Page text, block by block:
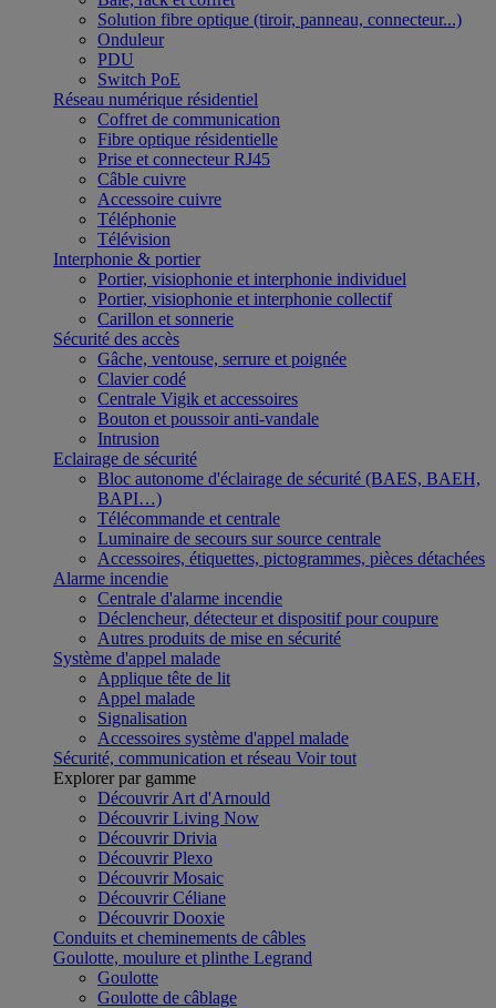
Solution fibre optique (tiroir, panneau, connecteur...)
Onduleur
PDU
Switch PoE
Réseau numérique résidentiel
Coffret de communication
Fibre optique résidentielle
Prise et connecteur RJ45
Câble cuivre
Accessoire cuivre
Téléphonie
Télévision
Interphonie & portier
Portier, visiophonie et interphonie individuel
Portier, visiophonie et interphonie collectif
Carillon et sonnerie
Sécurité des accès
Gâche, ventouse, serrure et poignée
Clavier codé
Centrale Vigik et accessoires
Bouton et poussoir anti-vandale
Intrusion
Eclairage de sécurité
Bloc autonome d'éclairage de sécurité (BAES, BAEH,
BAPI…)
Télécommande et centrale
Luminaire de secours sur source centrale
Accessoires, étiquettes, pictogrammes, pièces détachées
Alarme incendie
Centrale d'alarme incendie
Déclencheur, détecteur et dispositif pour coupure
Autres produits de mise en sécurité
Système d'appel malade
Applique tête de lit
Appel malade
Signalisation
Accessoires système d'appel malade
Sécurité, communication et réseau Voir tout
Explorer par gamme
Découvrir Art d'Arnould
Découvrir Living Now
Découvrir Drivia
Découvrir Plexo
Découvrir Mosaic
Découvrir Céliane
Découvrir Dooxie
Conduits et cheminements de câbles
Goulotte, moulure et plinthe Legrand
Goulotte
Goulotte de câblage